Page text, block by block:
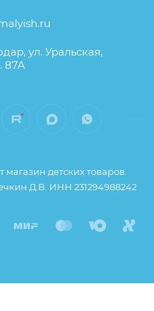
ул. Уральская,
87А
детских товаров.
Д.В. ИНН 231294988242